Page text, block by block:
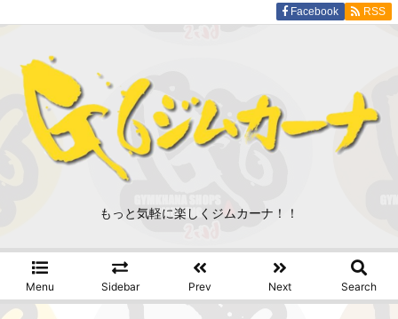
もっと気軽に楽しくジムカーナ！！
Menu Sidebar Prev Next Search
Facebook RSS